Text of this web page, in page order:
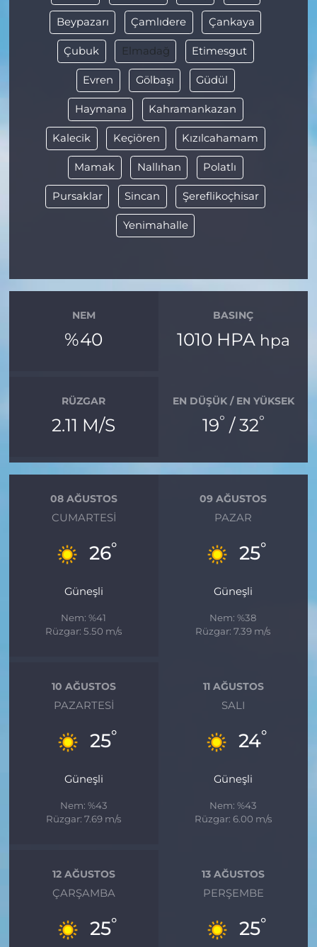
Beypazarı Çamlıdere Çankaya
Çubuk Elmadağ Etimesgut
Evren Gölbaşı Güdül
Haymana Kahramankazan
Kalecik Keçiören Kızılcahamam
Mamak Nallıhan Polatlı
Pursaklar Sincan Şereflikoçhisar
Yenimahalle
NEM
%40
BASINÇ
1010 HPA hpa
RÜZGAR
2.11 M/S
EN DÜŞÜK / EN YÜKSEK
19° / 32°
08 AĞUSTOS
CUMARTESI
26°
Güneşli
Nem: %41
Rüzgar: 5.50 m/s
09 AĞUSTOS
PAZAR
25°
Güneşli
Nem: %38
Rüzgar: 7.39 m/s
10 AĞUSTOS
PAZARTESI
25°
Güneşli
Nem: %43
Rüzgar: 7.69 m/s
11 AĞUSTOS
SALI
24°
Güneşli
Nem: %43
Rüzgar: 6.00 m/s
12 AĞUSTOS
ÇARŞAMBA
25°
13 AĞUSTOS
PERŞEMBE
25°